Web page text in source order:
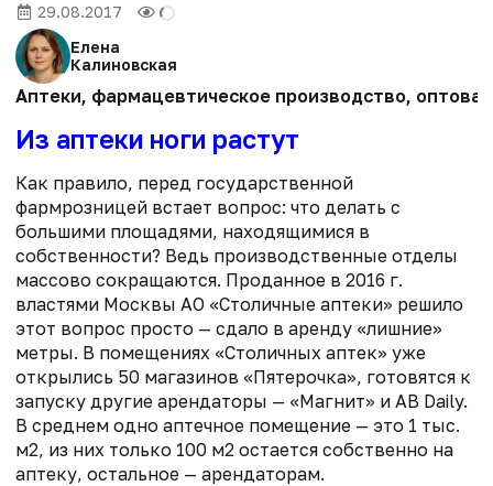
29.08.2017
Елена
Калиновская
Аптеки, фармацевтическое производство,
Из аптеки ноги растут
Как правило, перед государственной
фармрозницей встает вопрос: что делать с
большими площадями, находящимися в
собственности? Ведь производственные отделы
массово сокращаются. Проданное в 2016 г.
властями Москвы АО «Столичные аптеки» решило
этот вопрос просто — сдало в аренду «лишние»
метры. В помещениях «Столичных аптек» уже
открылись 50 магазинов «Пятерочка», готовятся к
запуску другие арендаторы — «Магнит» и АВ Daily.
В среднем одно аптечное помещение — это 1 тыс.
м2, из них только 100 м2 остается собственно на
аптеку, остальное — арендаторам.